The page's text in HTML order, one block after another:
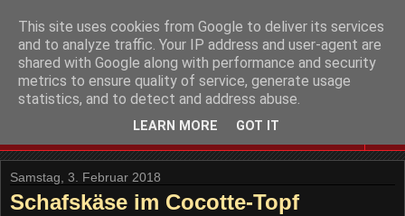
Samstag, 3. Februar 2018
Schafskäse im Cocotte-Topf
This site uses cookies from Google to deliver its services
and to analyze traffic. Your IP address and user-agent are
shared with Google along with performance and security
metrics to ensure quality of service, generate usage
statistics, and to detect and address abuse.
LEARN MORE GOT IT